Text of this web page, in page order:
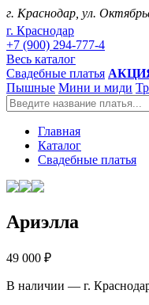
г. Краснодар, ул.
г. Краснодар
+7 (900) 294-777-4
Весь каталог
Свадебные платья
Пышные Мини и миди
Главная
Каталог
Свадебные платья
Ариэлла
49 000 ₽
В наличии — г.